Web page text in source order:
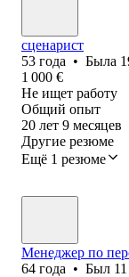
сценарист
53 года • Была
1 000 €
Не ищет работу
Общий опыт
20 лет 9 месяцев
Другие резюме
Ещё 1 резюме
Менеджер по
64 года • Был